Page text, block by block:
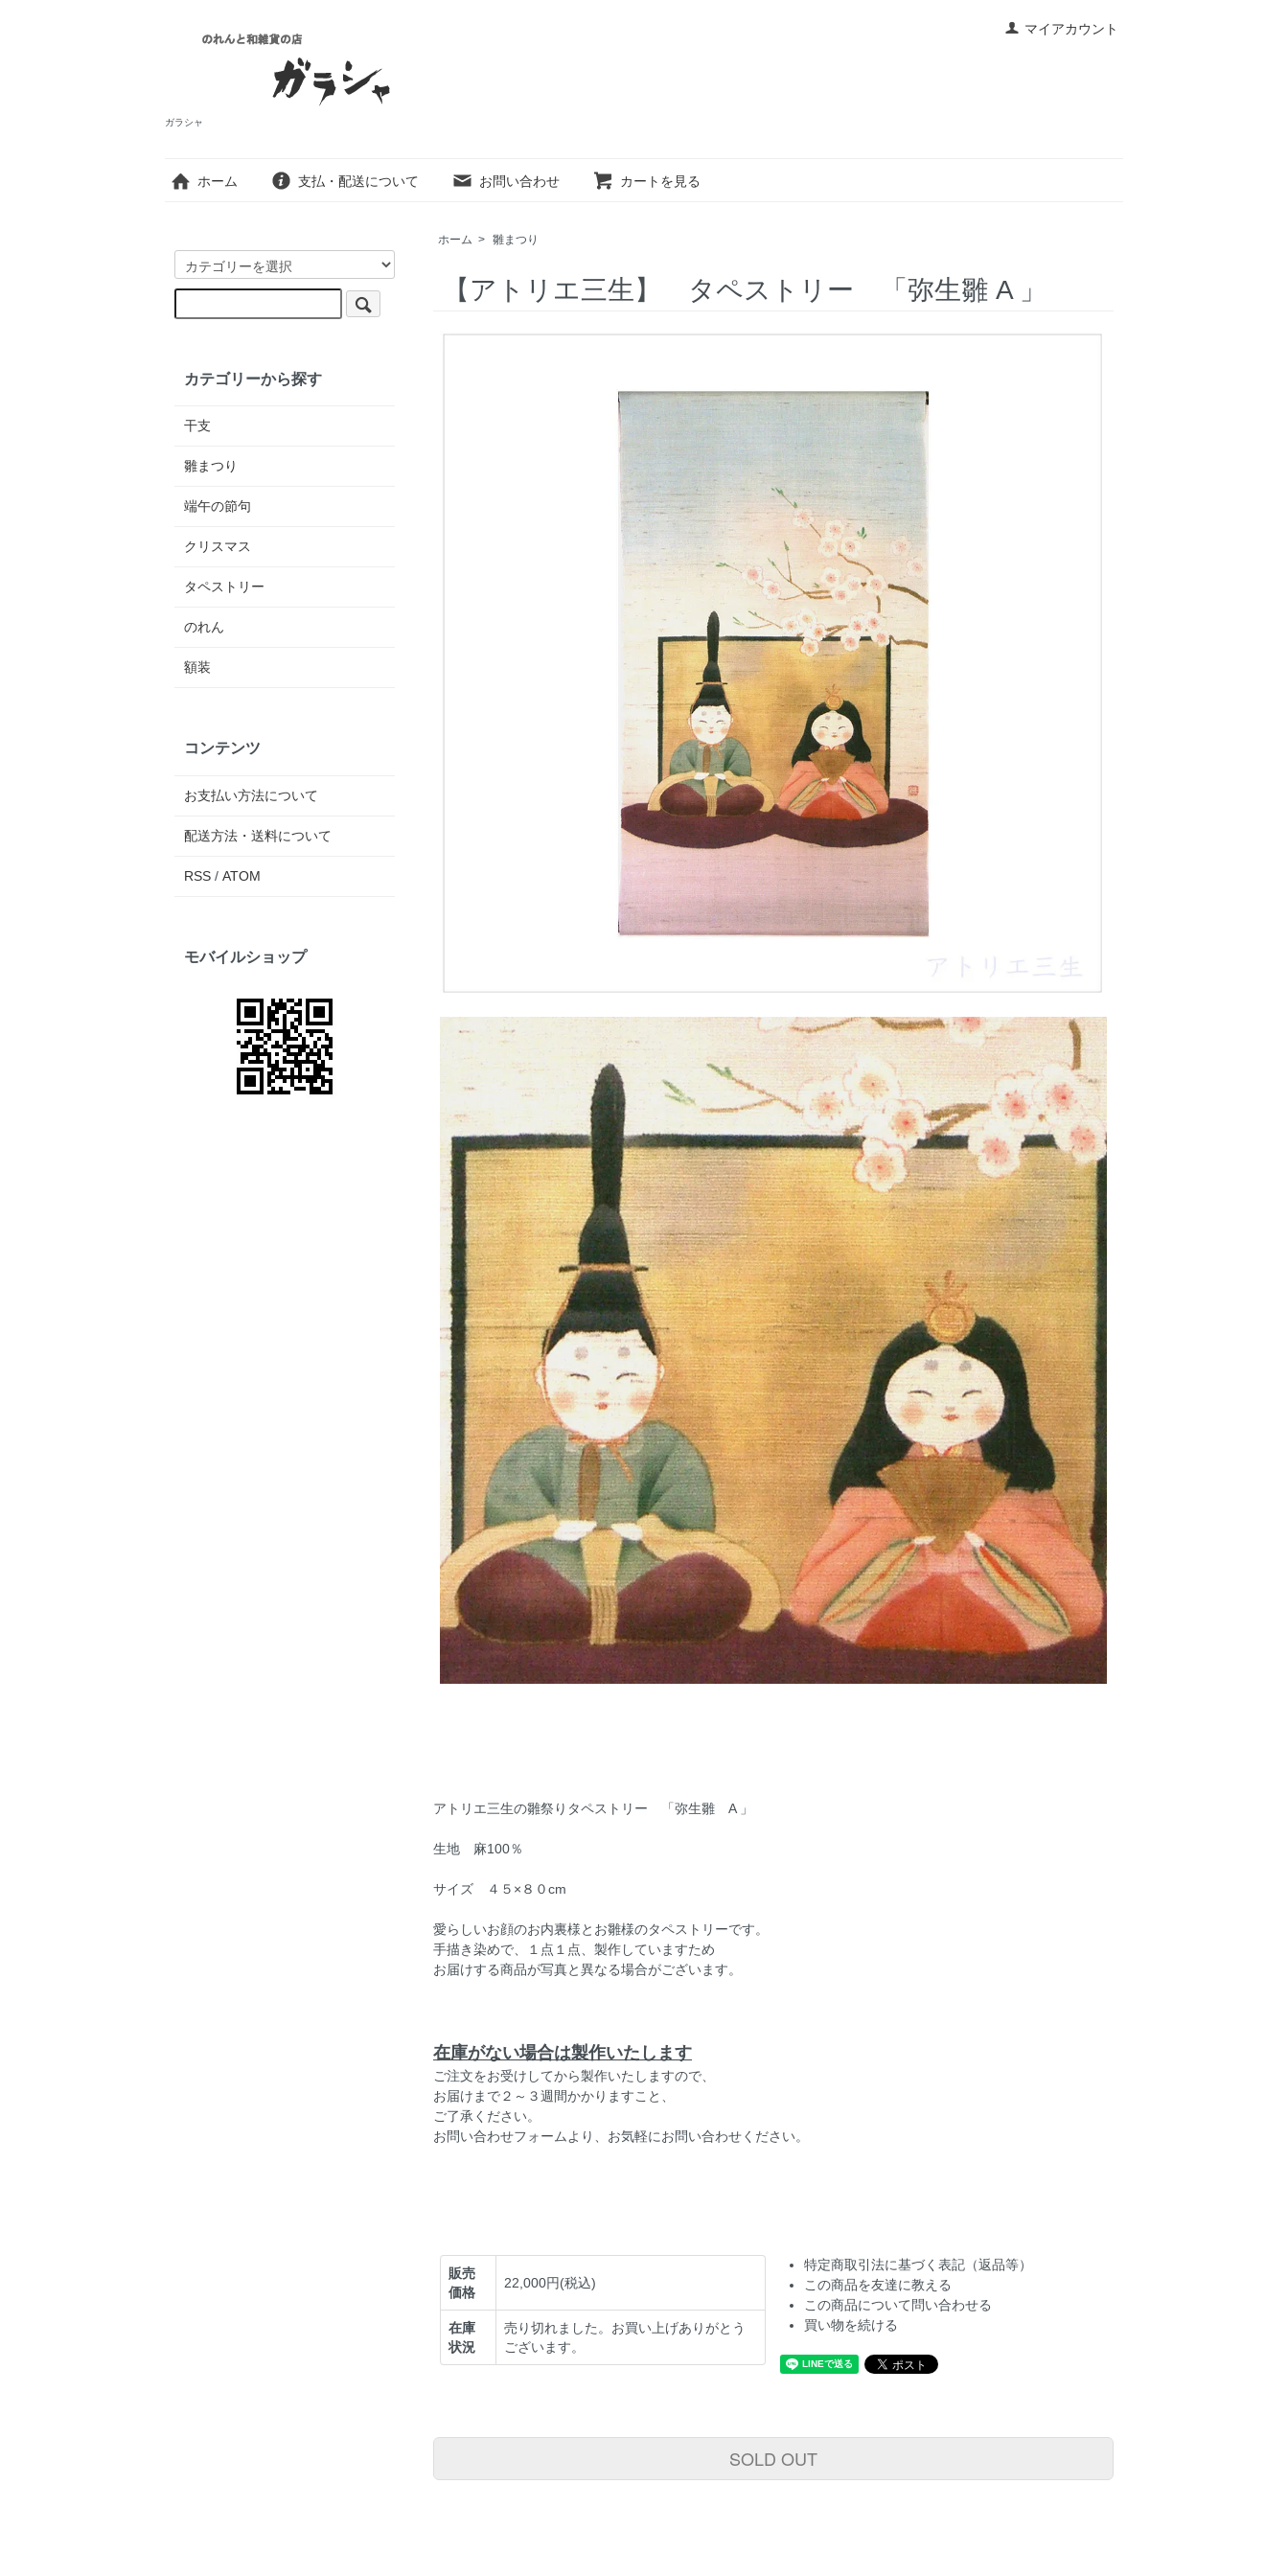
マイアカウント
ガラシャ
ホーム 支払・配送について お問い合わせ カートを見る
ホーム > 雛まつり
【アトリエ三生】 タペストリー 「弥生雛 A 」
アトリエ三生の雛祭りタペストリー 「弥生雛 A 」
生地 麻100％
サイズ ４５×８０cm
愛らしいお顔のお内裏様とお雛様のタペストリーです。
手描き染めで、１点１点、製作していますため
お届けする商品が写真と異なる場合がございます。
在庫がない場合は製作いたします
ご注文をお受けしてから製作いたしますので、
お届けまで２～３週間かかりますこと、
ご了承ください。
お問い合わせフォームより、お気軽にお問い合わせください。
販売
価格
22,000円(税込)
在庫
状況
売り切れました。お買い上げありがとう
ございます。
特定商取引法に基づく表記（返品等）
この商品を友達に教える
この商品について問い合わせる
買い物を続ける
SOLD OUT
カテゴリーから探す
干支
雛まつり
端午の節句
クリスマス
タペストリー
のれん
額装
コンテンツ
お支払い方法について
配送方法・送料について
RSS / ATOM
モバイルショップ